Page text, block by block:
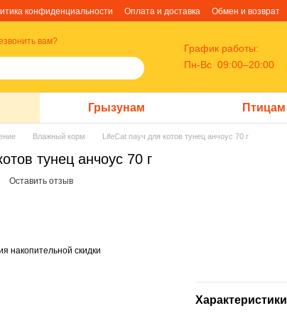
конфиденциальности Оплата и доставка Обмен и возврат
вам?
График работы:
Пн-Вс 09:00–20:00
Грызунам Птицам
Влажный корм LifeCat пауч для котов тунец анчоус 70 г
тунец анчоус 70 г
Оставить отзыв
накопительной скидки
Характеристики